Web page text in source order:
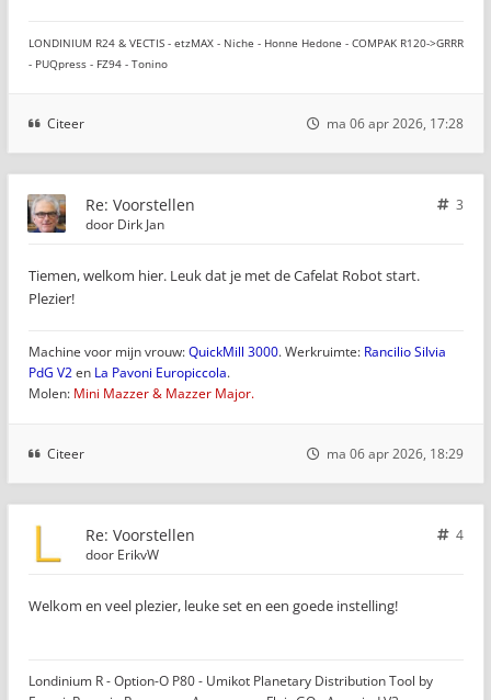
LONDINIUM R24 & VECTIS - etzMAX - Niche - Honne Hedone - COMPAK R120->GRRR
- PUQpress - FZ94 - Tonino
Citeer ma 06 apr 2026, 17:28
Re: Voorstellen
3
door Dirk Jan
Tiemen, welkom hier. Leuk dat je met de Cafelat Robot start.
Plezier!
Machine voor mijn vrouw:QuickMill 3000. Werkruimte: Rancilio Silvia
PdG V2en La Pavoni Europiccola.
Molen: Mini Mazzer & Mazzer Major.
Citeer ma 06 apr 2026, 18:29
Re: Voorstellen
4
door ErikvW
Welkom en veel plezier, leuke set en een goede instelling!
Londinium R - Option-O P80 - Umikot Planetary Distribution Tool by